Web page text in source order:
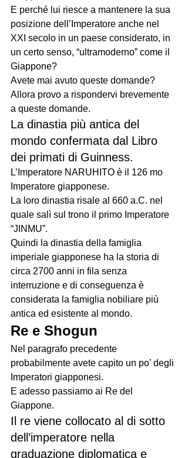
E perché lui riesce a mantenere la sua
posizione dell’Imperatore anche nel
XXI secolo in un paese considerato, in
un certo senso, “ultramoderno” come il
Giappone?
Avete mai avuto queste domande?
Allora provo a rispondervi brevemente
a queste domande.
La dinastia più antica del
mondo confermata dal Libro
dei primati di Guinness.
L’Imperatore NARUHITO è il 126 mo
Imperatore giapponese.
La loro dinastia risale al 660 a.C. nel
quale salì sul trono il primo Imperatore
“JINMU”.
Quindi la dinastia della famiglia
imperiale giapponese ha la storia di
circa 2700 anni in fila senza
interruzione e di conseguenza è
considerata la famiglia nobiliare più
antica ed esistente al mondo.
Re e Shogun
Nel paragrafo precedente
probabilmente avete capito un po’ degli
Imperatori giapponesi.
E adesso passiamo ai Re del
Giappone.
Il re viene collocato al di sotto
dell’imperatore nella
graduazione diplomatica e